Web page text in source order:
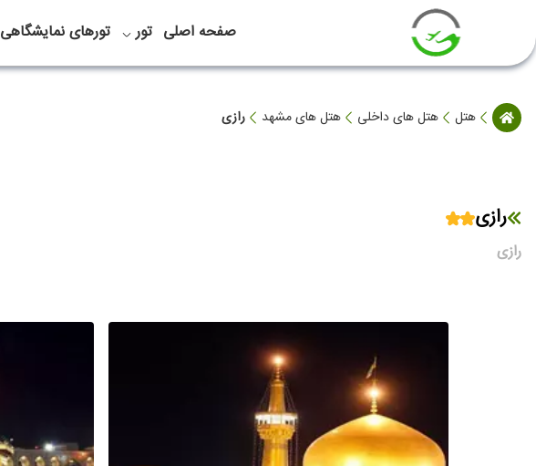
صفحه اصلی تور تورهای نمایشگاهی
هتل هتل های داخلی هتل های مشهد رازی
رازی
رازی